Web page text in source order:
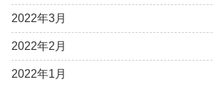
2022年3月
2022年2月
2022年1月